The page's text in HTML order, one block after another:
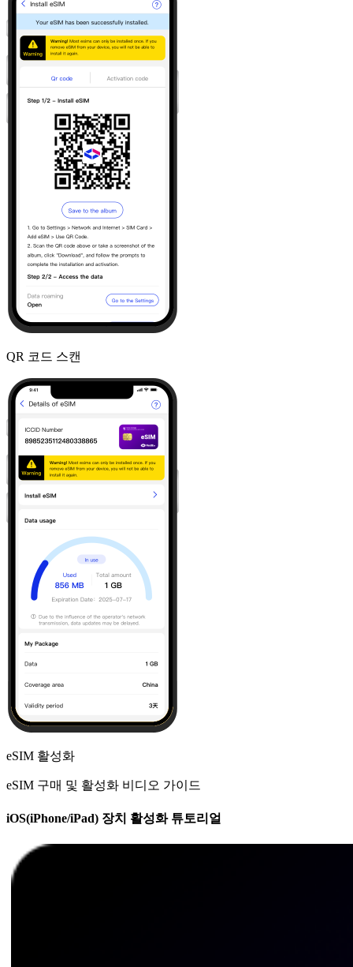
QR 코드 스캔
eSIM 활성화
eSIM 구매 및 활성화 비디오 가이드
iOS(iPhone/iPad) 장치 활성화 튜토리얼